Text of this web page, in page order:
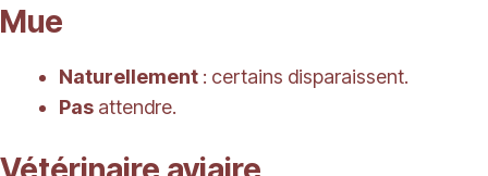
Mue
Naturellement : certains disparaissent.
Pas attendre.